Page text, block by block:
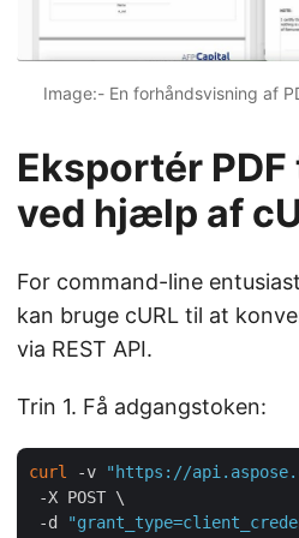
Image:- En forhåndsvisning af
Eksportér PDF
ved hjælp af
For command-line
kan bruge cURL til at
via REST API.
Trin 1. Få adgangstoken:
curl -v "https://
-X POST \
-d